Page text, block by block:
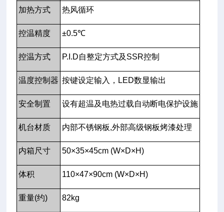
加热方式 热风循环
控温精度 ±0.5℃
控温方式 P.I.D自整定方式及SSR控制
温度控制器 按键设定输入，LED数显输出
安全制置 设有超温及电热过载自动断电保护设施
机台材质 内部不锈钢板,外部高级钢板烤漆处理
内箱尺寸 50×35×45cm (W×D×H)
体积 110×47×90cm (W×D×H)
重量(约) 82kg